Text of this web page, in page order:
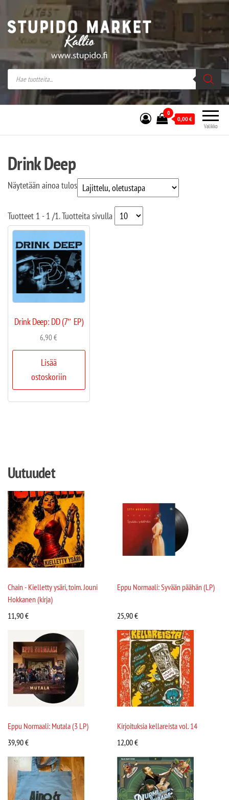
Stupido Market – verkossa ja kivijalassa
Stupido Market on vaihtoehtomusaan
erikoistunut verkko- sekä
kivijalkakauppa Helsingissä Kallion
sydämessä.
Valikko
0
0,00€
Drink Deep
Näytetään ainoa tulos
Tuotteet 1 - 1 /1. Tuotteita sivulla
Drink Deep: DD (7″ EP)
6,90€
Lisää
ostoskoriin
Uutuudet
Chain - Kielletty ysäri, toim. Jouni
Hokkanen (kirja)
11,90€
Eppu Normaali: Syvään päähän (LP)
25,90€
Eppu Normaali: Mutala (3 LP)
39,90€
Kirjoituksia kellareista vol. 14
12,00€